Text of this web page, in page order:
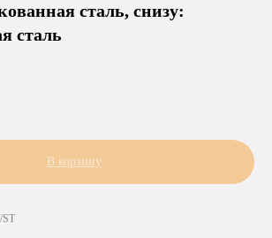
сталь, снизу:
сталь
В корзину